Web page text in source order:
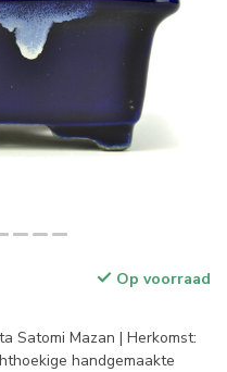
Op voorraad
Satomi Mazan | Herkomst:
handgemaakte